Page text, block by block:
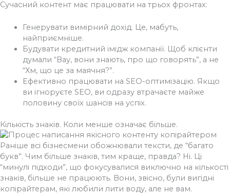
Сучасний контент має працювати на трьох фронтах:
Генерувати вимірний дохід. Це, мабуть,
найприємніше.
Будувати кредитний імідж компанії. Щоб клієнти
думали “Вау, вони знають, про що говорять”, а не
“Хм, що це за маячня?”.
Ефективно працювати на SEO-оптимізацію. Якщо
ви ігноруєте SEO, ви одразу втрачаєте майже
половину своїх шансів на успіх.
Кількість знаків. Коли менше означає більше.
Раніше всі бізнесмени обожнювали тексти, де “багато
букв”. Чим більше знаків, тим краще, правда? Ні. Ці
“минулі підходи”, що фокусувалися виключно на кількості
знаків, більше не працюють. Вони, звісно, були вигідні
копірайтерам, які любили лити воду, але не вам.